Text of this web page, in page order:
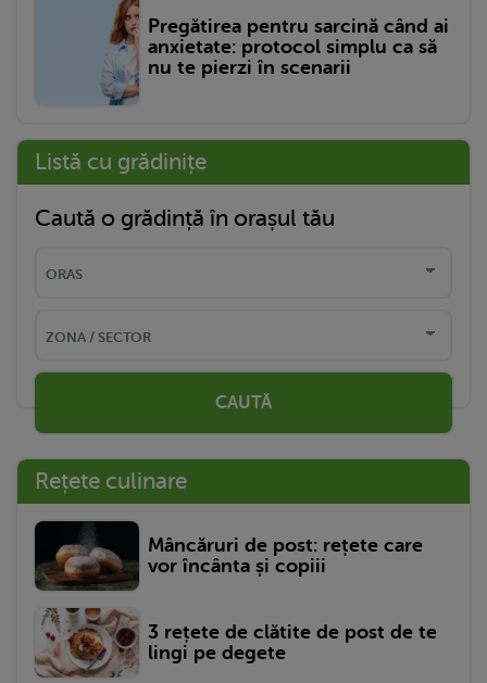
Pregătirea pentru sarcină când ai
anxietate: protocol simplu ca să
nu te pierzi în scenarii
Listă cu grădinițe
Caută o grădință în orașul tău
CAUTĂ
Rețete culinare
Mâncăruri de post: rețete care
vor încânta și copiii
3 rețete de clătite de post de te
lingi pe degete